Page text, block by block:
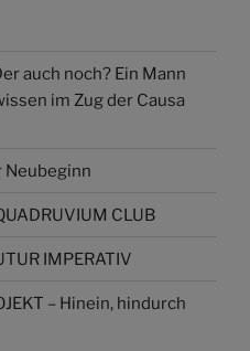
auch noch? Ein Mann
im Zug der Causa
Neubeginn
CLUB
IMPERATIV
– Hinein, hindurch